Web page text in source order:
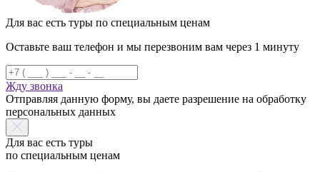
Для вас есть туры по специальным ценам
Оставьте ваш телефон и мы перезвоним вам через 1 минуту
Жду звонка
Отправляя данную форму, вы даете разрешение на обработку
персональных данных
Для вас есть туры
по специальным ценам